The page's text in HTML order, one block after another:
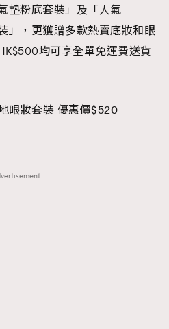
墊粉底套裝」及「人氣
」
，更獲贈多款熱賣底妝和眼
均可享全單免運費送貨
眼妝套裝 優惠價$520